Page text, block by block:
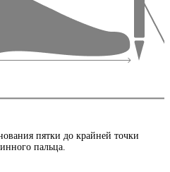
пятки до крайней точки
пальца.